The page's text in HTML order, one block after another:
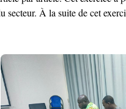
secteur. À la suite de cet